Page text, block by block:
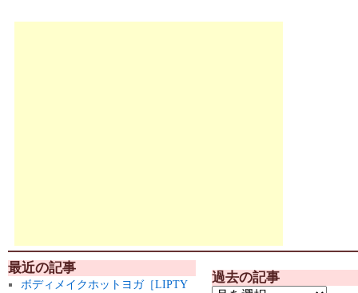
最近の記事
ボディメイクホットヨガ［LIPTY
過去の記事